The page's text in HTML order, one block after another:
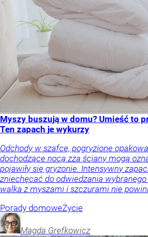
Myszy buszują w domu? Umieść to
Ten zapach je wykurzy
Odchody w szafce, pogryzione
dochodzące nocą zza ściany mogą
pojawiły się gryzonie. Intensywny
zniechęcać do odwiedzania
walka z myszami i szczurami nie
Porady domoweŻycie
Magda Grefkowicz